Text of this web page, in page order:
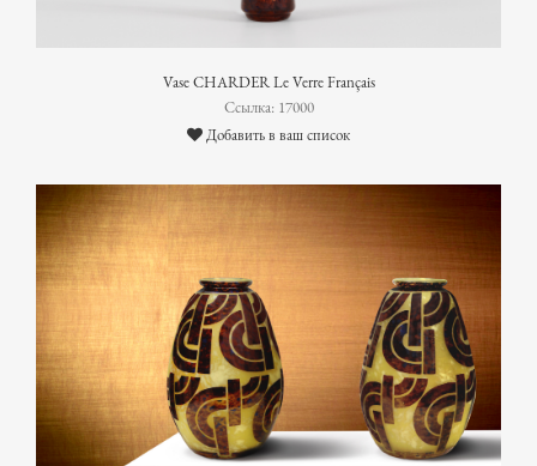
Vase CHARDER Le Verre Français
Ссылка: 17000
Добавить в ваш список